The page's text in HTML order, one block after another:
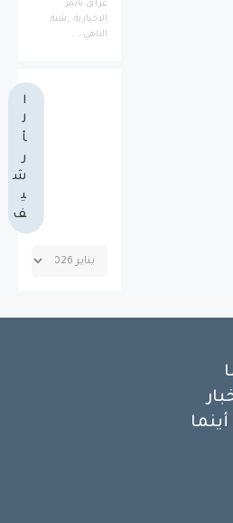
عراق تايمز
الاخبارية _بثينة
الناهي ...
ا
ل
أ
ر
ش
ي
ف